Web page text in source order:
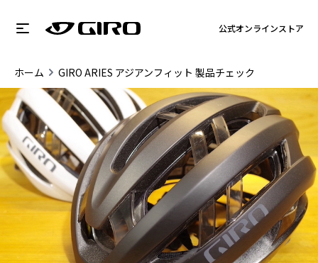
公式オンラインストア
ホーム GIRO ARIES アジアンフィット 製品チェック